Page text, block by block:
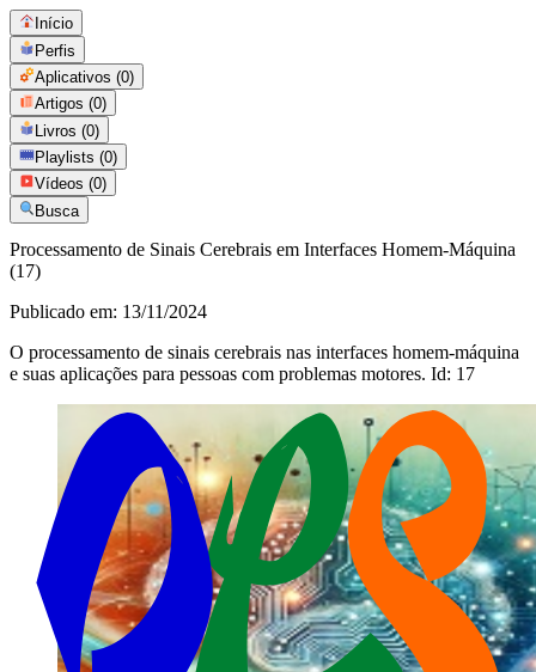
Início
Perfis
Aplicativos (0)
Artigos (0)
Livros (0)
Playlists (0)
Vídeos (0)
Busca
Processamento de Sinais Cerebrais em Interfaces Homem-Máquina
(17)
Publicado em: 13/11/2024
O processamento de sinais cerebrais nas interfaces homem-máquina
e suas aplicações para pessoas com problemas motores. Id: 17